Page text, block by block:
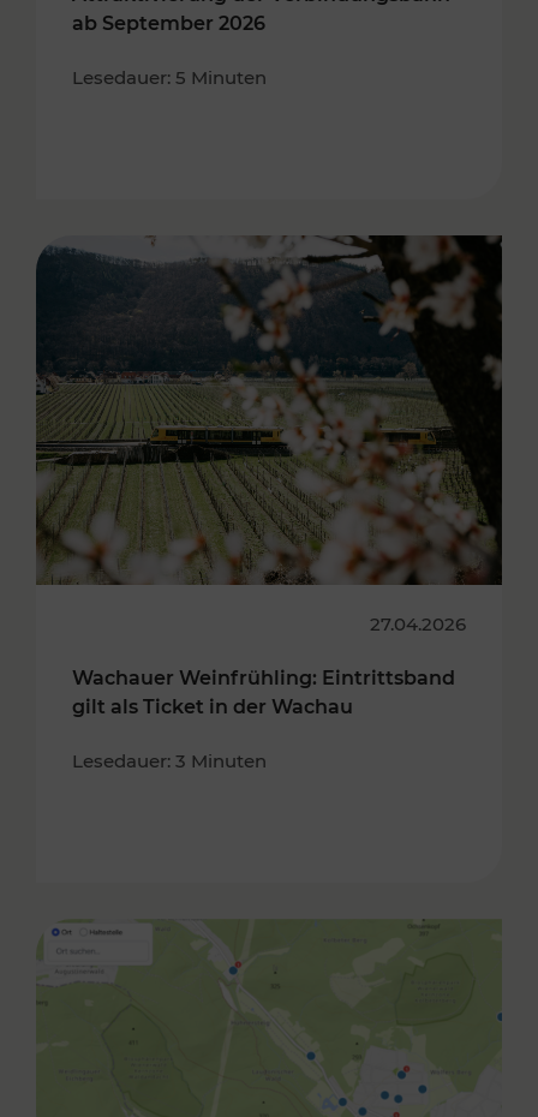
ab September 2026
Lesedauer: 5 Minuten
27.04.2026
Wachauer Weinfrühling: Eintrittsband
gilt als Ticket in der Wachau
Lesedauer: 3 Minuten